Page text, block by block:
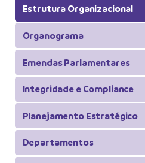
Estrutura Organizacional
Organograma
Emendas Parlamentares
Integridade e Compliance
Planejamento Estratégico
Departamentos